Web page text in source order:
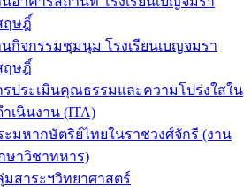
ฤษฎิ์
นกิจกรรมชุมนุม โรงเรียนเบญจมรา
ฤษฎิ์
รประเมินคุณธรรมและความโปร่งใสใน
ำเนินงาน (ITA)
ะมหากษัตริย์ไทยในราชวงศ์จักรี (งาน
ษาวิชาทหาร)
มสาระฯวิทยาศาสตร์